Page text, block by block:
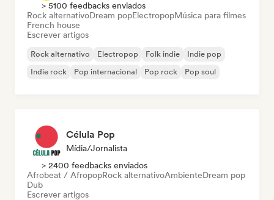
> 5100 feedbacks enviados
Rock alternativoDream popElectropopMúsica para filmes
French house
Escrever artigos
Rock alternativo Electropop Folk indie
Indie pop
Indie rock
Pop internacional Pop rock Pop soul
Célula Pop
Mídia/Jornalista
> 2400 feedbacks enviados
Afrobeat / AfropopRock alternativoAmbienteDream pop
Dub
Escrever artigos